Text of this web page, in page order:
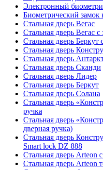
Электронный
Биометрический замок
Стальная дверь Вегас
Стальная дверь Вегас с
Стальная дверь Беркут
Стальная дверь
Стальная дверь
Стальная дверь Сканди
Стальная дверь Лидер
Стальная дверь Беркут
Стальная дверь Солана
Стальная дверь
ручка
Стальная дверь
дверная ручка)
Стальная дверь
Smart lock DZ 888
Стальная дверь Arteon
Стальная дверь Arteon